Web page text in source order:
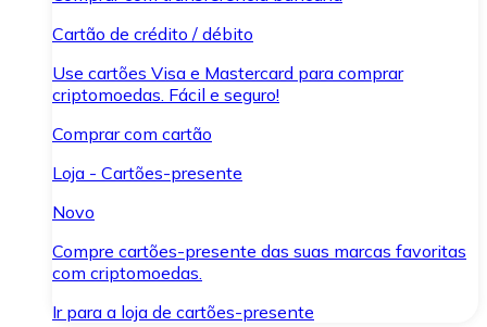
Cartão de crédito / débito
Use cartões Visa e Mastercard para comprar
criptomoedas. Fácil e seguro!
Comprar com cartão
Loja - Cartões-presente
Novo
Compre cartões-presente das suas marcas favoritas
com criptomoedas.
Ir para a loja de cartões-presente